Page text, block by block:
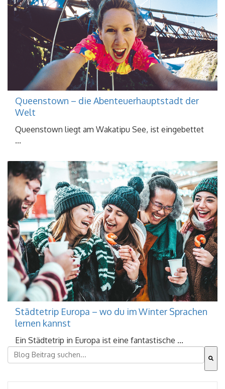
Queenstown – die Abenteuerhauptstadt der
Welt
Queenstown liegt am Wakatipu See, ist eingebettet
...
Städtetrip Europa – wo du im Winter Sprachen
lernen kannst
Ein Städtetrip in Europa ist eine fantastische ...
Dies ist ein Suchfeld mit einer automatischen